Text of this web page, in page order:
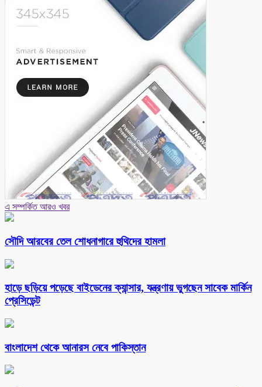
এ সম্পর্কিত আরও খবর
সৌদি আরবের তেল শোধনাগারে হুথিদের হামলা
হাড়ে ছড়িয়ে পড়েছে বাইডেনের ক্যান্সার, যন্ত্রণায় ভুগছেন সাবেক মার্কিন
প্রেসিডেন্ট
বাংলাদেশ থেকে আনারস নেবে পাকিস্তান